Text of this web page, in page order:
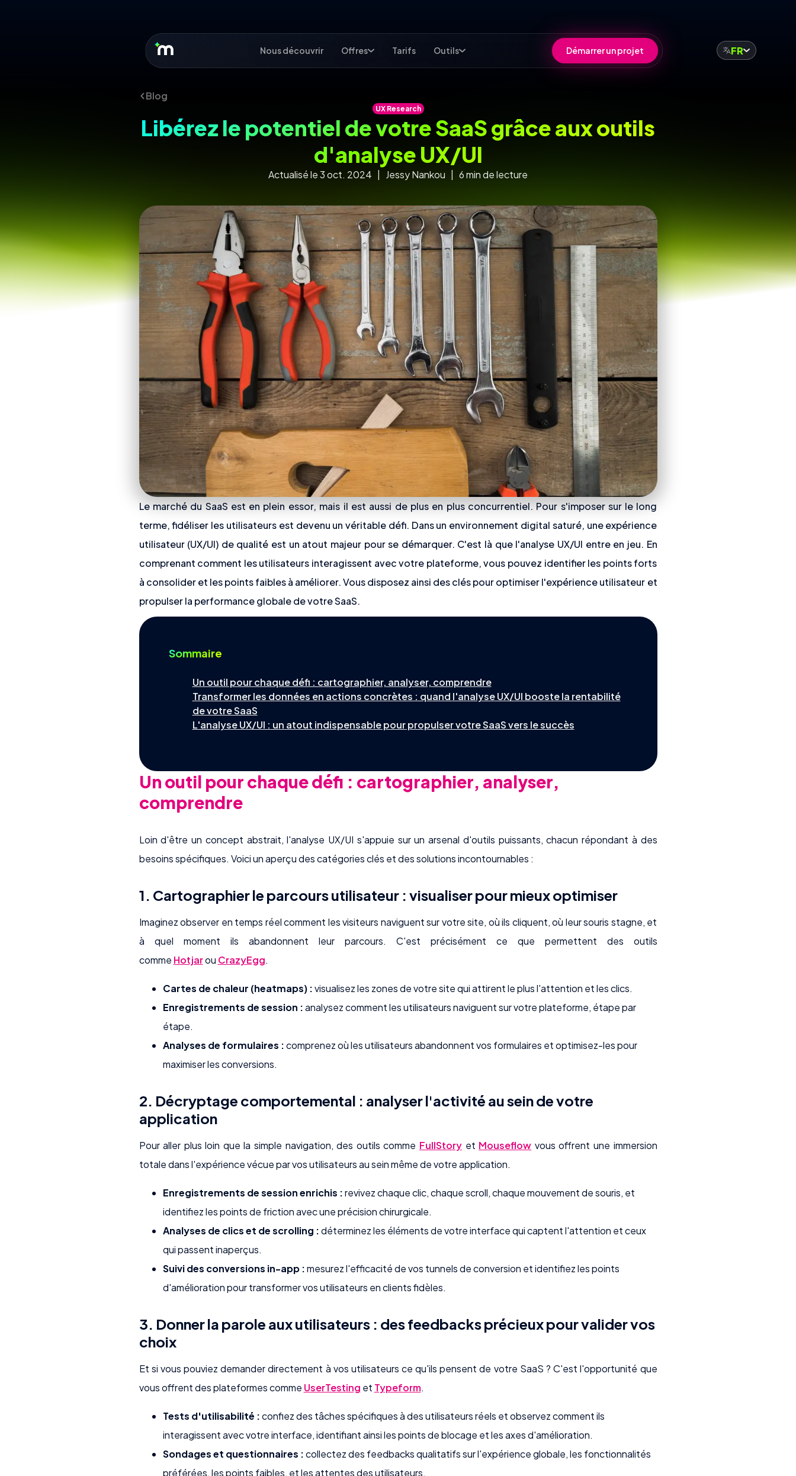
Nous découvrir Offres Tarifs Outils Démarrer un projet FR
Blog
UX Research
Libérez le potentiel de votre SaaS grâce aux outils
d'analyse UX/UI
Actualisé le 3 oct. 2024 | Jessy Nankou | 6 min de lecture
Le marché du SaaS est en plein essor, mais il est aussi de plus en plus concurrentiel. Pour s'imposer sur le long
terme, fidéliser les utilisateurs est devenu un véritable défi. Dans un environnement digital saturé, une expérience
utilisateur (UX/UI) de qualité est un atout majeur pour se démarquer. C'est là que l'analyse UX/UI entre en jeu. En
comprenant comment les utilisateurs interagissent avec votre plateforme, vous pouvez identifier les points forts
à consolider et les points faibles à améliorer. Vous disposez ainsi des clés pour optimiser l'expérience utilisateur et
propulser la performance globale de votre SaaS.
Sommaire
Un outil pour chaque défi : cartographier, analyser, comprendre
Transformer les données en actions concrètes : quand l'analyse UX/UI booste la rentabilité
de votre SaaS
L'analyse UX/UI : un atout indispensable pour propulser votre SaaS vers le succès
Un outil pour chaque défi : cartographier, analyser,
comprendre
Loin d'être un concept abstrait, l'analyse UX/UI s'appuie sur un arsenal d'outils puissants, chacun répondant à des
besoins spécifiques. Voici un aperçu des catégories clés et des solutions incontournables :
1. Cartographier le parcours utilisateur : visualiser pour mieux optimiser
Imaginez observer en temps réel comment les visiteurs naviguent sur votre site, où ils cliquent, où leur souris stagne, et
à quel moment ils abandonnent leur parcours. C'est précisément ce que permettent des outils
comme Hotjarou CrazyEgg.
Cartes de chaleur (heatmaps) :visualisez les zones de votre site qui attirent le plus l'attention et les clics.
Enregistrements de session :analysez comment les utilisateurs naviguent sur votre plateforme, étape par
étape.
Analyses de formulaires :comprenez où les utilisateurs abandonnent vos formulaires et optimisez-les pour
maximiser les conversions.
2. Décryptage comportemental : analyser l'activité au sein de votre
application
Pour aller plus loin que la simple navigation, des outils comme FullStoryet Mouseflow vous offrent une immersion
totale dans l'expérience vécue par vos utilisateurs au sein même de votre application.
Enregistrements de session enrichis :revivez chaque clic, chaque scroll, chaque mouvement de souris, et
identifiez les points de friction avec une précision chirurgicale.
Analyses de clics et de scrolling :déterminez les éléments de votre interface qui captent l'attention et ceux
qui passent inaperçus.
Suivi des conversions in-app :mesurez l'efficacité de vos tunnels de conversion et identifiez les points
d'amélioration pour transformer vos utilisateurs en clients fidèles.
3. Donner la parole aux utilisateurs : des feedbacks précieux pour valider vos
choix
Et si vous pouviez demander directement à vos utilisateurs ce qu'ils pensent de votre SaaS ? C'est l'opportunité que
vous offrent des plateformes comme UserTesting et Typeform.
Tests d'utilisabilité :confiez des tâches spécifiques à des utilisateurs réels et observez comment ils
interagissent avec votre interface, identifiant ainsi les points de blocage et les axes d'amélioration.
Sondages et questionnaires :collectez des feedbacks qualitatifs sur l'expérience globale, les fonctionnalités
préférées, les points faibles, et les attentes des utilisateurs.